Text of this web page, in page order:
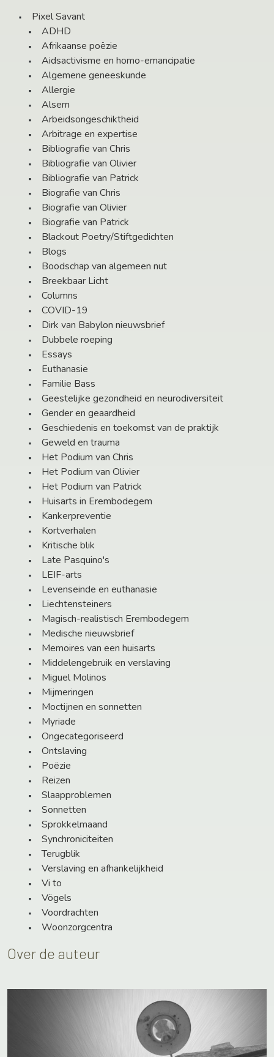
Pixel Savant
ADHD
Afrikaanse poëzie
Aidsactivisme en homo-emancipatie
Algemene geneeskunde
Allergie
Alsem
Arbeidsongeschiktheid
Arbitrage en expertise
Bibliografie van Chris
Bibliografie van Olivier
Bibliografie van Patrick
Biografie van Chris
Biografie van Olivier
Biografie van Patrick
Blackout Poetry/Stiftgedichten
Blogs
Boodschap van algemeen nut
Breekbaar Licht
Columns
COVID-19
Dirk van Babylon nieuwsbrief
Dubbele roeping
Essays
Euthanasie
Familie Bass
Geestelijke gezondheid en neurodiversiteit
Gender en geaardheid
Geschiedenis en toekomst van de praktijk
Geweld en trauma
Het Podium van Chris
Het Podium van Olivier
Het Podium van Patrick
Huisarts in Erembodegem
Kankerpreventie
Kortverhalen
Kritische blik
Late Pasquino's
LEIF-arts
Levenseinde en euthanasie
Liechtensteiners
Magisch-realistisch Erembodegem
Medische nieuwsbrief
Memoires van een huisarts
Middelengebruik en verslaving
Miguel Molinos
Mijmeringen
Moctijnen en sonnetten
Myriade
Ongecategoriseerd
Ontslaving
Poëzie
Reizen
Slaapproblemen
Sonnetten
Sprokkelmaand
Synchroniciteiten
Terugblik
Verslaving en afhankelijkheid
Vi to
Vögels
Voordrachten
Woonzorgcentra
Over de auteur